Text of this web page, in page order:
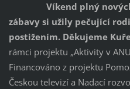
Víkend plný
zábavy si užily pečující
postižením. Děkujeme
rámci projektu „Aktivity v
Financováno z projektu
Českou televizí a Nadací